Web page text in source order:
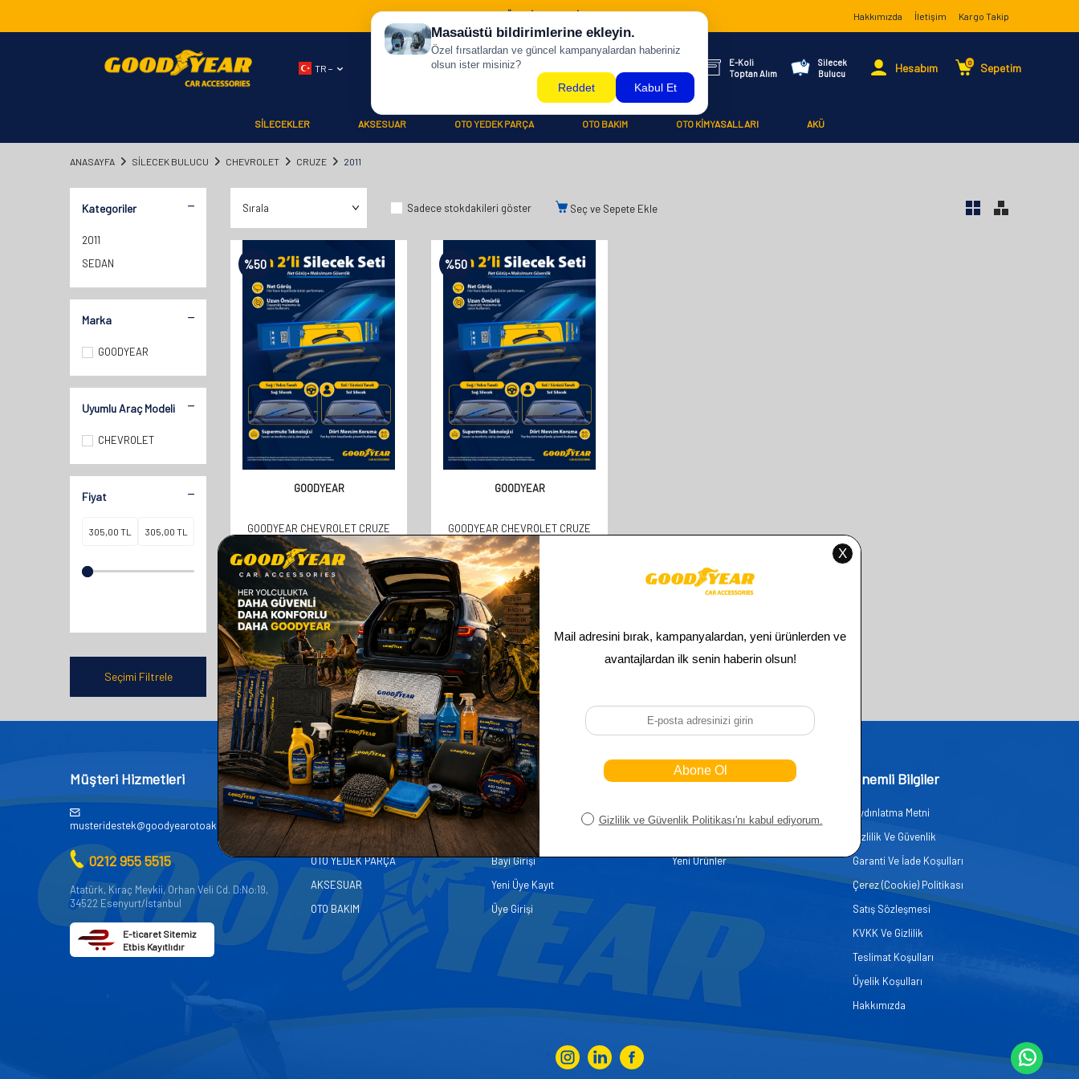
500 TL ÜZERİ KARGO BİZDEN ! Hakkımızda İletişim Kargo Takip
TR −
E-Koli
Toptan Alım
Silecek
Bulucu
Hesabım 0 Sepetim
SİLECEKLER AKSESUAR OTO YEDEK PARÇA OTO BAKIM OTO KİMYASALLARI AKÜ
ANASAYFA SILECEK BULUCU CHEVROLET CRUZE 2011
Kategoriler
2011
SEDAN
Marka
GOODYEAR
Uyumlu Araç Modeli
CHEVROLET
Fiyat
Seçimi Filtrele
Sadece stokdakileri göster Seç ve Sepete Ekle
%50
GOODYEAR
GOODYEAR CHEVROLET CRUZE
2009 VE SONRASI YILLAR
UYUMLU SUPERMUTE 2'LI
SILECEK TAKIMI 600MM 450MM
610,00TL
305,00TL
%50
GOODYEAR
GOODYEAR CHEVROLET CRUZE
SUPERMUTE 2'LI MUZ SILECEK
TAKIMI 2009-2016 SEDAN
(600MM+450MM)
610,00TL
305,00TL
ürün bulunmaktadır.
Müşteri Hizmetleri
musteridestek@goodyearotoaksesuar.com.tr
0212 955 5515
Atatürk, Kıraç Mevkii, Orhan Veli Cd. D:No:19,
34522 Esenyurt/İstanbul
E-ticaret Sitemiz
Etbis Kayıtlıdır
Kategoriler
AKÜ
OTO KİMYASALLARI
OTO YEDEK PARÇA
AKSESUAR
OTO BAKIM
Üye
Sepetim
Bayi Kayıt
Bayi Girişi
Yeni Üye Kayıt
Üye Girişi
Hızlı Erişim
Yeni Ürünler
Önemli Bilgiler
Aydınlatma Metni
Gizlilik Ve Güvenlik
Garanti Ve İade Koşulları
Çerez (Cookie) Politikası
Satış Sözleşmesi
KVKK Ve Gizlilik
Teslimat Koşulları
Üyelik Koşulları
Hakkımızda